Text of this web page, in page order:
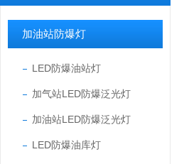
加油站防爆灯
LED防爆油站灯
加气站LED防爆泛光灯
加油站LED防爆泛光灯
LED防爆油库灯